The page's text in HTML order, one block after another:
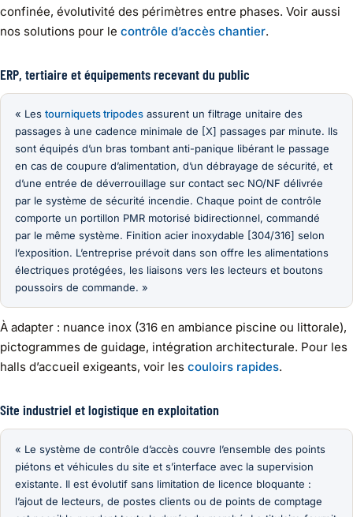
confinée, évolutivité des périmètres entre phases. Voir aussi
nos solutions pour le contrôle d’accès chantier.
ERP, tertiaire et équipements recevant du public
« Les tourniquets tripodes assurent un filtrage unitaire des
passages à une cadence minimale de [X] passages par minute. Ils
sont équipés d’un bras tombant anti-panique libérant le passage
en cas de coupure d’alimentation, d’un débrayage de sécurité, et
d’une entrée de déverrouillage sur contact sec NO/NF délivrée
par le système de sécurité incendie. Chaque point de contrôle
comporte un portillon PMR motorisé bidirectionnel, commandé
par le même système. Finition acier inoxydable [304/316] selon
l’exposition. L’entreprise prévoit dans son offre les alimentations
électriques protégées, les liaisons vers les lecteurs et boutons
poussoirs de commande. »
À adapter : nuance inox (316 en ambiance piscine ou littorale),
pictogrammes de guidage, intégration architecturale. Pour les
halls d’accueil exigeants, voir les couloirs rapides.
Site industriel et logistique en exploitation
« Le système de contrôle d’accès couvre l’ensemble des points
piétons et véhicules du site et s’interface avec la supervision
existante. Il est évolutif sans limitation de licence bloquante :
l’ajout de lecteurs, de postes clients ou de points de comptage